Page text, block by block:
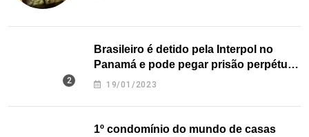
Brasileiro é detido pela Interpol no
Panamá e pode pegar prisão perpétua
nos EUA
19/01/2023
1º condomínio do mundo de casas